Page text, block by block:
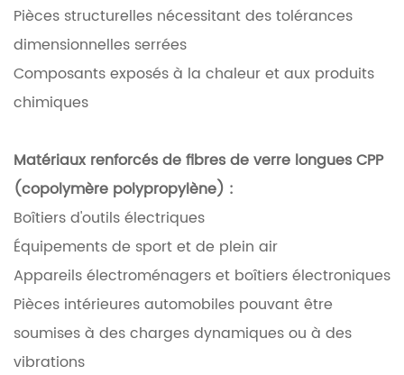
Pièces structurelles nécessitant des tolérances
dimensionnelles serrées
Composants exposés à la chaleur et aux produits
chimiques
Matériaux renforcés de fibres de verre longues CPP
(copolymère polypropylène) :
Boîtiers d'outils électriques
Équipements de sport et de plein air
Appareils électroménagers et boîtiers électroniques
Pièces intérieures automobiles pouvant être
soumises à des charges dynamiques ou à des
vibrations